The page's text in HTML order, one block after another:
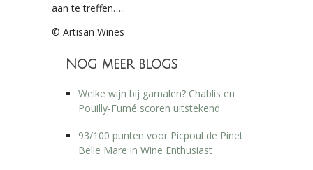
aan te treffen…..
© Artisan Wines
Nog meer blogs
Welke wijn bij garnalen? Chablis en
Pouilly-Fumé scoren uitstekend
93/100 punten voor Picpoul de Pinet
Belle Mare in Wine Enthusiast